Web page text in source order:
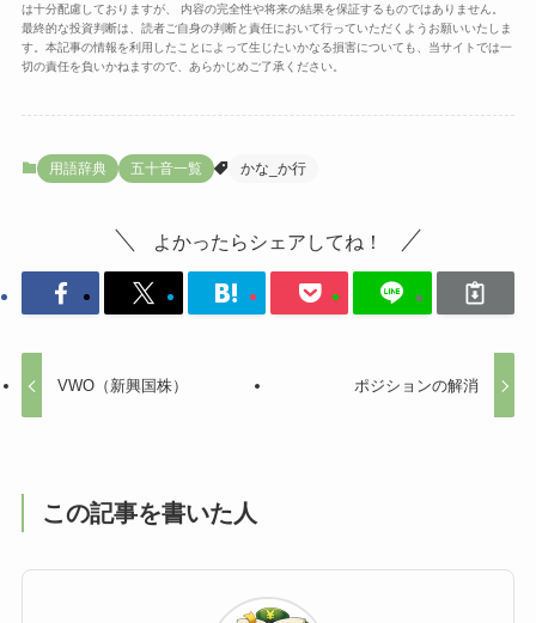
は十分配慮しておりますが、 内容の完全性や将来の結果を保証するものではありません。
最終的な投資判断は、読者ご自身の判断と責任において行っていただくようお願いいたしま
す。本記事の情報を利用したことによって生じたいかなる損害についても、当サイトでは一
切の責任を負いかねますので、あらかじめご了承ください。
用語辞典 五十音一覧 かな_か行
よかったらシェアしてね！
VWO（新興国株） ポジションの解消
この記事を書いた人